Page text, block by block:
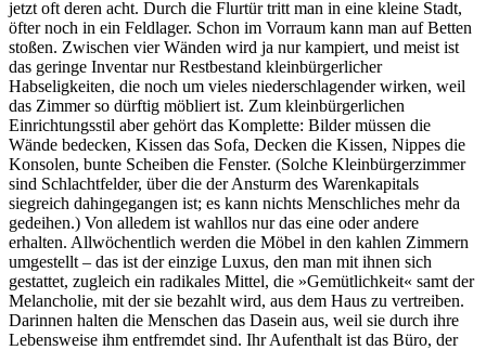
jetzt oft deren acht. Durch die Flurtür tritt man in eine kleine Stadt,
öfter noch in ein Feldlager. Schon im Vorraum kann man auf Betten
stoßen. Zwischen vier Wänden wird ja nur kampiert, und meist ist
das geringe Inventar nur Restbestand kleinbürgerlicher
Habseligkeiten, die noch um vieles niederschlagender wirken, weil
das Zimmer so dürftig möbliert ist. Zum kleinbürgerlichen
Einrichtungsstil aber gehört das Komplette: Bilder müssen die
Wände bedecken, Kissen das Sofa, Decken die Kissen, Nippes die
Konsolen, bunte Scheiben die Fenster. (Solche Kleinbürgerzimmer
sind Schlachtfelder, über die der Ansturm des Warenkapitals
siegreich dahingegangen ist; es kann nichts Menschliches mehr da
gedeihen.) Von alledem ist wahllos nur das eine oder andere
erhalten. Allwöchentlich werden die Möbel in den kahlen Zimmern
umgestellt – das ist der einzige Luxus, den man mit ihnen sich
gestattet, zugleich ein radikales Mittel, die »Gemütlichkeit« samt der
Melancholie, mit der sie bezahlt wird, aus dem Haus zu vertreiben.
Darinnen halten die Menschen das Dasein aus, weil sie durch ihre
Lebensweise ihm entfremdet sind. Ihr Aufenthalt ist das Büro, der